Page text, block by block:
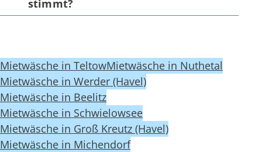
stimmt?
Mietwäsche in TeltowMietwäsche in Nuthetal
Mietwäsche in Werder (Havel)
Mietwäsche in Beelitz
Mietwäsche in Schwielowsee
Mietwäsche in Groß Kreutz (Havel)
Mietwäsche in Michendorf